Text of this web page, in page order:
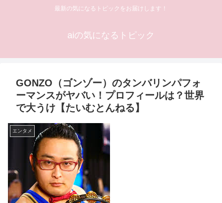
最新の気になるトピックをお届けします！
aiの気になるトピック
GONZO（ゴンゾー）のタンバリンパフォ
ーマンスがヤバい！プロフィールは？世界
で大うけ【たいむとんねる】
エンタメ